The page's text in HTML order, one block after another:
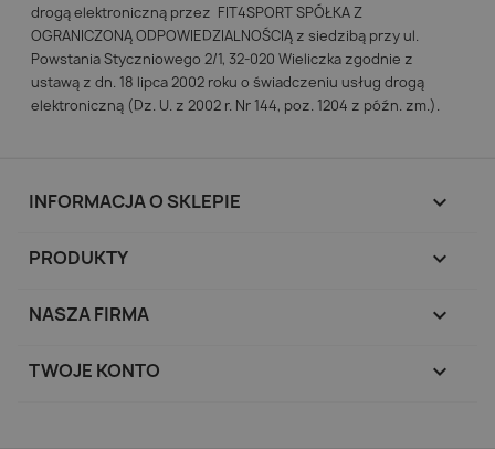
drogą elektroniczną przez FIT4SPORT SPÓŁKA Z
OGRANICZONĄ ODPOWIEDZIALNOŚCIĄ z siedzibą przy ul.
Powstania Styczniowego 2/1, 32-020 Wieliczka zgodnie z
ustawą z dn. 18 lipca 2002 roku o świadczeniu usług drogą
elektroniczną (Dz. U. z 2002 r. Nr 144, poz. 1204 z późn. zm.).
INFORMACJA O SKLEPIE keyboard_arrow_down
PRODUKTY 
NASZA FIRMA 
TWOJE KONTO 